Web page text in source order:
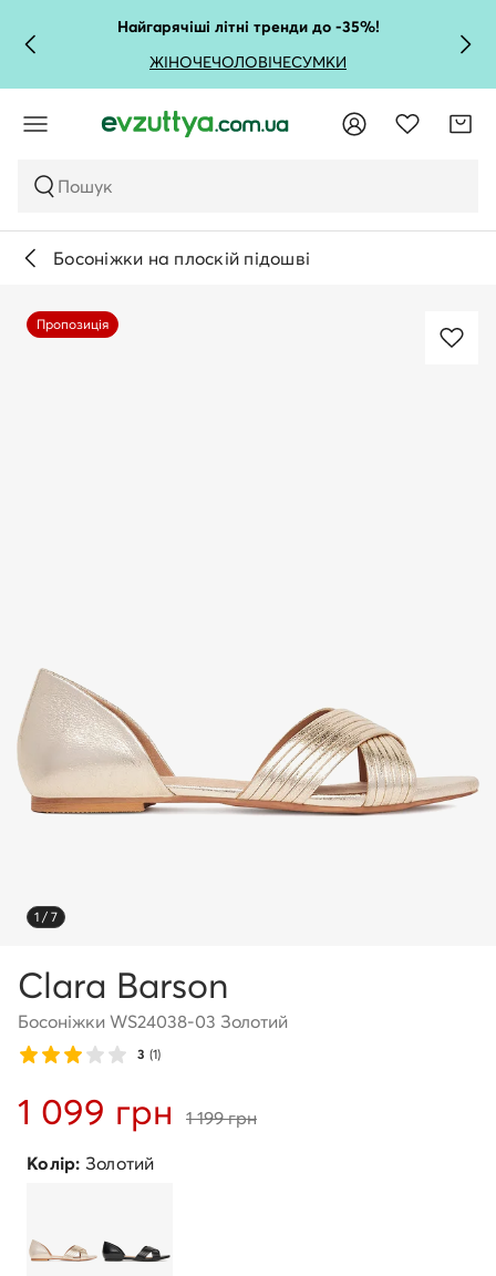
Найгарячіші літні тренди до -35%!
ЖІНОЧЕЧОЛОВІЧЕСУМКИ
Пошук
Босоніжки на плоскій підошві
1 / 7
Пропозиція
Clara Barson
Босоніжки WS24038-03 Золотий
3 (1)
1 099 грн 1 199 грн
Колір: Золотий